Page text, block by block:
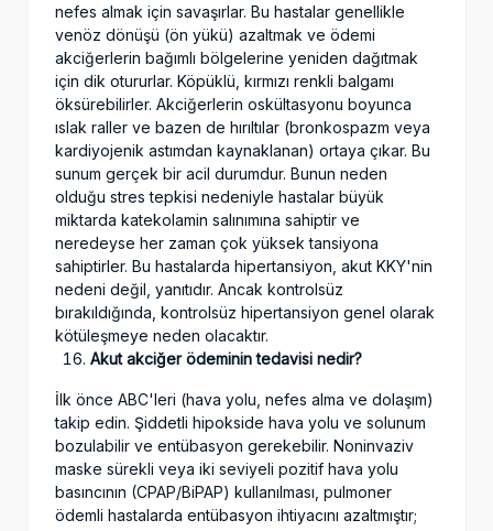
nefes almak için savaşırlar. Bu hastalar genellikle
venöz dönüşü (ön yükü) azaltmak ve ödemi
akciğerlerin bağımlı bölgelerine yeniden dağıtmak
için dik otururlar. Köpüklü, kırmızı renkli balgamı
öksürebilirler. Akciğerlerin oskültasyonu boyunca
ıslak raller ve bazen de hırıltılar (bronkospazm veya
kardiyojenik astımdan kaynaklanan) ortaya çıkar. Bu
sunum gerçek bir acil durumdur. Bunun neden
olduğu stres tepkisi nedeniyle hastalar büyük
miktarda katekolamin salınımına sahiptir ve
neredeyse her zaman çok yüksek tansiyona
sahiptirler. Bu hastalarda hipertansiyon, akut KKY'nin
nedeni değil, yanıtıdır. Ancak kontrolsüz
bırakıldığında, kontrolsüz hipertansiyon genel olarak
kötüleşmeye neden olacaktır.
Akut akciğer ödeminin tedavisi nedir?
İlk önce ABC'leri (hava yolu, nefes alma ve dolaşım)
takip edin. Şiddetli hipokside hava yolu ve solunum
bozulabilir ve entübasyon gerekebilir. Noninvaziv
maske sürekli veya iki seviyeli pozitif hava yolu
basıncının (CPAP/BiPAP) kullanılması, pulmoner
ödemli hastalarda entübasyon ihtiyacını azaltmıştır;